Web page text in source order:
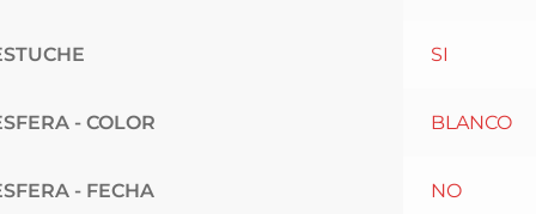
SI
- COLOR BLANCO
- FECHA NO